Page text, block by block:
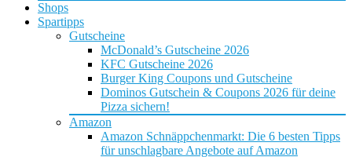
Shops
Spartipps
Gutscheine
McDonald’s Gutscheine 2026
KFC Gutscheine 2026
Burger King Coupons und Gutscheine
Dominos Gutschein & Coupons 2026 für deine
Pizza sichern!
Amazon
Amazon Schnäppchenmarkt: Die 6 besten Tipps
für unschlagbare Angebote auf Amazon